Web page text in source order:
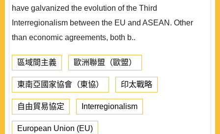
have galvanized the evolution of the Third
Interregionalism between the EU and ASEAN. Other
than economic agreements, both b..
區域間主義 歐洲聯盟（歐盟）
東南亞國家協會（東協） 印太戰略
自由貿易協定 Interregionalism
European Union (EU)